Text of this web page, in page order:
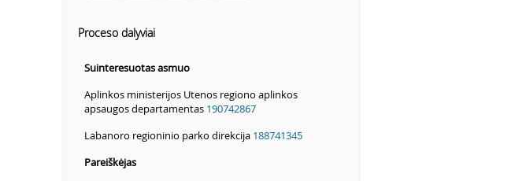
Proceso dalyviai
Suinteresuotas asmuo
Aplinkos ministerijos Utenos regiono aplinkos
apsaugos departamentas 190742867
Labanoro regioninio parko direkcija 188741345
Pareiškėjas